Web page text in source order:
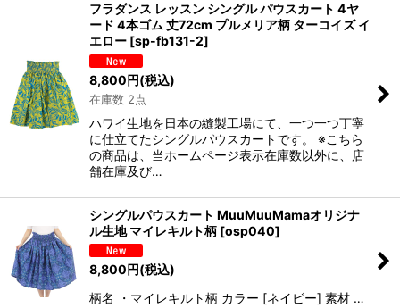
並び順:
絞り込む
フラダンス レッスン シングル パウスカート 4ヤ
ード 4本ゴム 丈72cm プルメリア柄 ターコイズ イ
エロー [sp-fb131-2]
8,800円(税込)
在庫数 2点
ハワイ生地を日本の縫製工場にて、一つ一つ丁寧
に仕立てたシングルパウスカートです。 ※こちら
の商品は、当ホームページ表示在庫数以外に、店
舗在庫及び…
シングルパウスカート MuuMuuMamaオリジナ
ル生地 マイレキルト柄 [osp040]
8,800円(税込)
柄名 ・マイレキルト柄 カラー [ネイビー] 素材 …